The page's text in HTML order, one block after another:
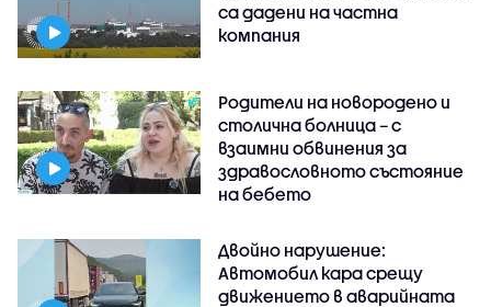
са дадени на частна
компания
Родители на новородено и
столична болница – с
взаимни обвинения за
здравословното състояние
на бебето
Двойно нарушение:
Автомобил кара срещу
движението в аварийната